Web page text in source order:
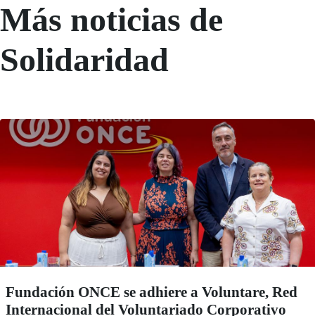
Más noticias de
Solidaridad
Fundación ONCE se adhiere a Voluntare, Red
Internacional del Voluntariado Corporativo